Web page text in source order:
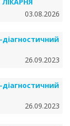
03.08.2026
26.09.2023
26.09.2023